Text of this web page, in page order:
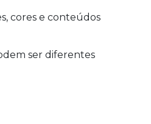
cores e conteúdos
ser diferentes